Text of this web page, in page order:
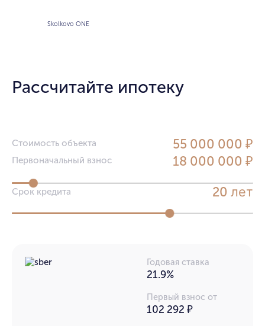
Skolkovo ONE
Рассчитайте ипотеку
Стоимость объекта 55 000 000 ₽
Первоначальный взнос 18 000 000 ₽
Срок кредита 20 лет
Годовая ставка
21.9%
Первый взнос от
102 292 ₽